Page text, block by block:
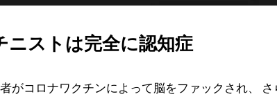
ニストは完全に認知症
がコロナワクチンによって脳をファックされ、